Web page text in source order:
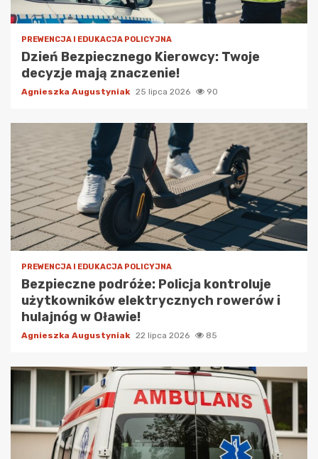
PREWENCJA I EDUKACJA POLICYJNA
Dzień Bezpiecznego Kierowcy: Twoje
decyzje mają znaczenie!
Agnieszka Augustyniak 25 lipca 2026 90
PREWENCJA I EDUKACJA POLICYJNA
Bezpieczne podróże: Policja kontroluje
użytkowników elektrycznych rowerów i
hulajnóg w Oławie!
Agnieszka Augustyniak 22 lipca 2026 85